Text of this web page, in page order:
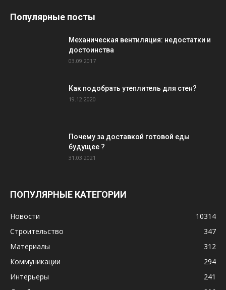
Популярные посты
Механическая вентиляция: недостатки и
достоинства
03.09.2017
Как подобрать утеплитель для стен?
19.12.2020
Почему за доставкой готовой еды
будущее ?
31.03.2021
ПОПУЛЯРНЫЕ КАТЕГОРИИ
Новости
10314
Строительство
347
Материалы
312
Коммуникации
294
Интерьеры
241